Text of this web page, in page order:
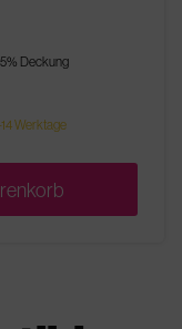
Deckung
Werktage